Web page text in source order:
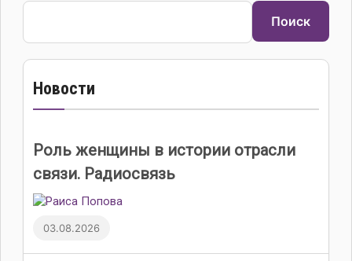
Поиск
Поиск
Новости
Роль женщины в истории отрасли
связи. Радиосвязь
03.08.2026